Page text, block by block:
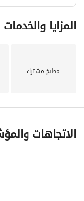
المزايا والخدمات
مطبخ مشترك
الاتجاهات